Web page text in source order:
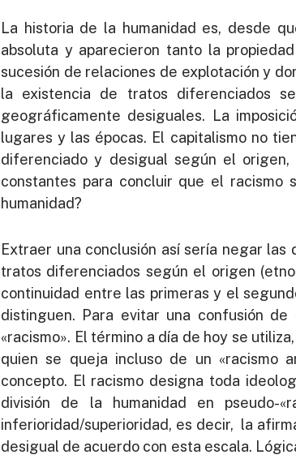
La historia de la humanidad es, desde
absoluta y aparecieron tanto la
sucesión de relaciones de explotación y
la existencia de tratos diferenciados
geográficamente desiguales. La
lugares y las épocas. El capitalismo no
diferenciado y desigual según el
constantes para concluir que el racismo
humanidad?
Extraer una conclusión así sería negar
tratos diferenciados según el origen
continuidad entre las primeras y el
distinguen. Para evitar una confusión
«racismo». El término a día de hoy se
quien se queja incluso de un «racismo
concepto. El racismo designa toda
división de la humanidad en pseudo-
inferioridad/superioridad, es decir, la
desigual de acuerdo con esta escala.